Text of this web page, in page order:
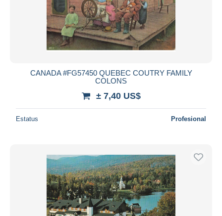
CANADA #FG57450 QUEBEC COUTRY FAMILY
COLONS
± 7,40 US$
Estatus Profesional